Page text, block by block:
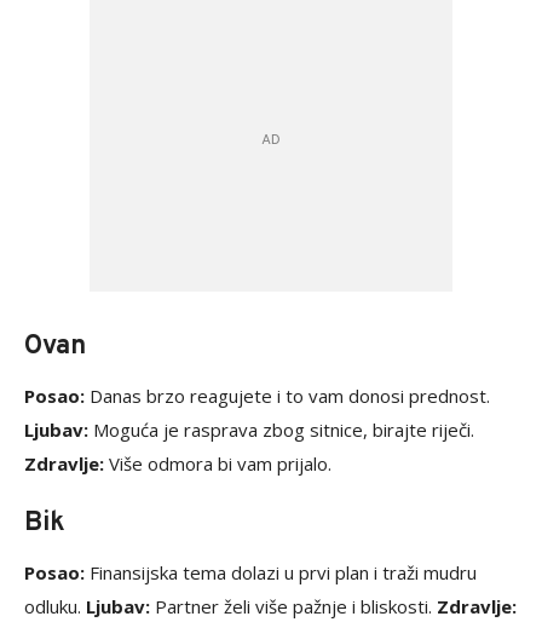
Ovan
Posao: Danas brzo reagujete i to vam donosi prednost.
Ljubav: Moguća je rasprava zbog sitnice, birajte riječi.
Zdravlje: Više odmora bi vam prijalo.
Bik
Posao: Finansijska tema dolazi u prvi plan i traži mudru
odluku. Ljubav: Partner želi više pažnje i bliskosti. Zdravlje: